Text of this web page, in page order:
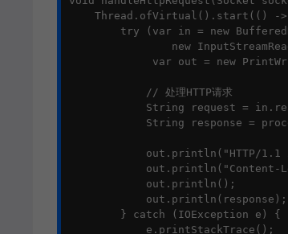
Thread.ofVirtual().start(() ->
try (var in = new
new
var out = new
            // 处理HTTP请求
String request =
String response =
out.println("HTTP/1.1
out.println("Content-
            out.println();
            out.println(response);
        } catch (IOException e) {
            e.printStackTrace();